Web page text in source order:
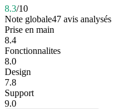
8.3/10
Note globale47 avis analysés
Prise en main
8.4
Fonctionnalites
8.0
Design
7.8
Support
9.0